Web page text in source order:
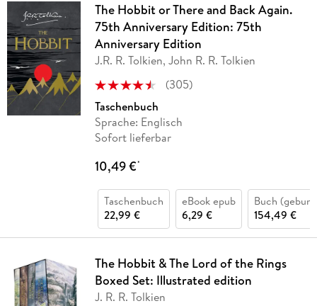
The Hobbit or There and Back Again.
75th Anniversary Edition: 75th
Anniversary Edition
J.R. R. Tolkien, John R. R. Tolkien
(305)
Taschenbuch
Sprache: Englisch
Sofort lieferbar
10,49 €*
Taschenbuch
22,99 €
eBook epub
6,29 €
Buch
154,49 €
The Hobbit & The Lord of the Rings
Boxed Set: Illustrated edition
J. R. R. Tolkien